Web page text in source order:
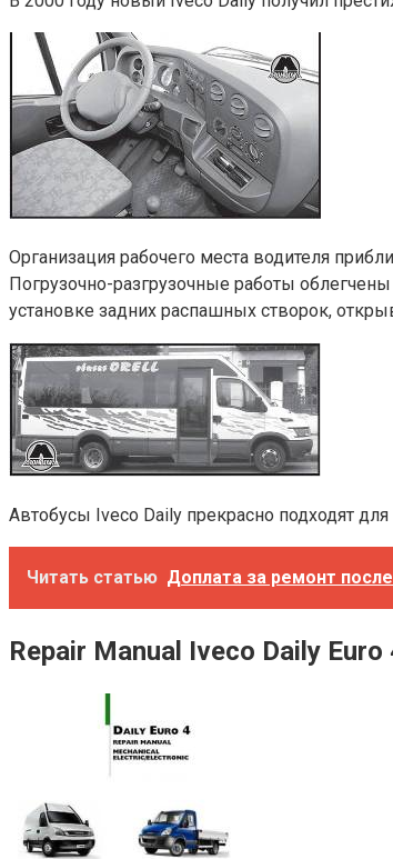
Организация рабочего места водителя
Погрузочно-разгрузочные работы
установке задних распашных створок,
Автобусы Iveco Daily прекрасно подходят
Читать статью Доплата за ремонт
Repair Manual Iveco Daily Euro